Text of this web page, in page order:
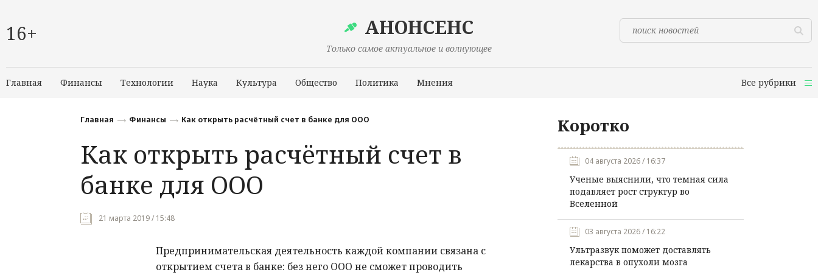
16+ АНОНСЕНС
Только самое актуальное и волнующее
Главная Финансы Технологии Наука Культура Общество Политика Мнения Все рубрики
Главная Финансы Как открыть расчётный счет в банке для ООО
Как открыть расчётный счет в
банке для ООО
21 марта 2019 / 15:48
Предпринимательская деятельность каждой компании связана с
открытием счета в банке: без него ООО не сможет проводить
Коротко
04 августа 2026 / 16:37
Ученые выяснили, что темная сила
подавляет рост структур во
Вселенной
03 августа 2026 / 16:22
Ультразвук поможет доставлять
лекарства в опухоли мозга